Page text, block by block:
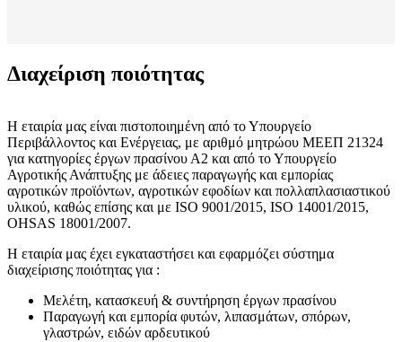
Διαχείριση ποιότητας
Η εταιρία μας είναι πιστοποιημένη από το Υπουργείο
Περιβάλλοντος και Ενέργειας, με αριθμό μητρώου ΜΕΕΠ 21324
για κατηγορίες έργων πρασίνου Α2 και από το Υπουργείο
Αγροτικής Ανάπτυξης με άδειες παραγωγής και εμπορίας
αγροτικών προϊόντων, αγροτικών εφοδίων και πολλαπλασιαστικού
υλικού, καθώς επίσης και με ISO 9001/2015, ISO 14001/2015,
OHSAS 18001/2007.
Η εταιρία μας έχει εγκαταστήσει και εφαρμόζει σύστημα
διαχείρισης ποιότητας για :
Μελέτη, κατασκευή & συντήρηση έργων πρασίνου
Παραγωγή και εμπορία φυτών, λιπασμάτων, σπόρων,
γλαστρών, ειδών αρδευτικού